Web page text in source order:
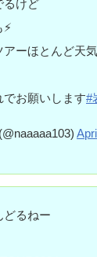
るけど
アーほとんど天
お願いします#
どるねー